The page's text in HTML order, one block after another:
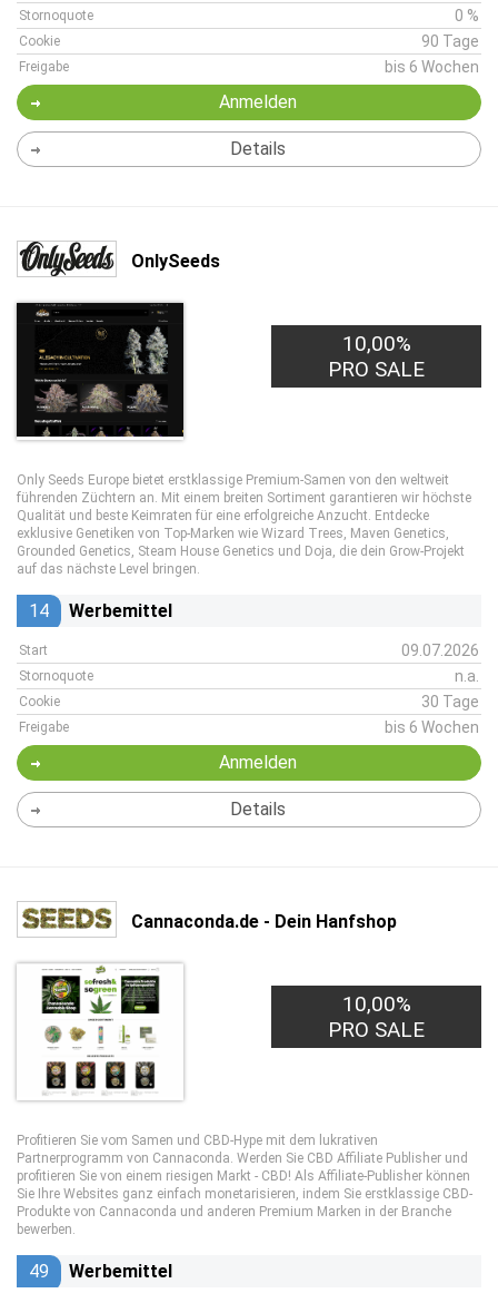
Stornoquote 0 %
Cookie 90 Tage
Freigabe bis 6 Wochen
Anmelden
Details
OnlySeeds
10,00%
PRO SALE
Only Seeds Europe bietet erstklassige Premium-Samen von den weltweit
führenden Züchtern an. Mit einem breiten Sortiment garantieren wir höchste
Qualität und beste Keimraten für eine erfolgreiche Anzucht. Entdecke
exklusive Genetiken von Top-Marken wie Wizard Trees, Maven Genetics,
Grounded Genetics, Steam House Genetics und Doja, die dein Grow-Projekt
auf das nächste Level bringen.
14 Werbemittel
Start 09.07.2026
Stornoquote n.a.
Cookie 30 Tage
Freigabe bis 6 Wochen
Anmelden
Details
Cannaconda.de - Dein Hanfshop
10,00%
PRO SALE
Profitieren Sie vom Samen und CBD-Hype mit dem lukrativen
Partnerprogramm von Cannaconda. Werden Sie CBD Affiliate Publisher und
profitieren Sie von einem riesigen Markt - CBD! Als Affiliate-Publisher können
Sie Ihre Websites ganz einfach monetarisieren, indem Sie erstklassige CBD-
Produkte von Cannaconda und anderen Premium Marken in der Branche
bewerben.
49 Werbemittel